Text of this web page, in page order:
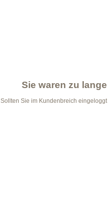
Sie waren zu
Sollten Sie im Kundenbreich